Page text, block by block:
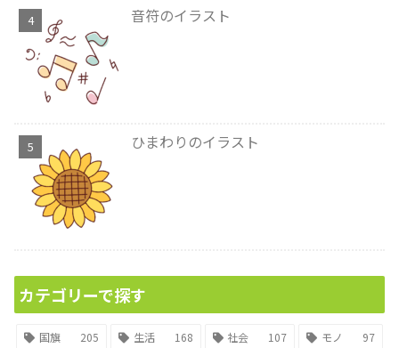
音符のイラスト
ひまわりのイラスト
カテゴリーで探す
国旗 205 生活 168 社会 107 モノ
97